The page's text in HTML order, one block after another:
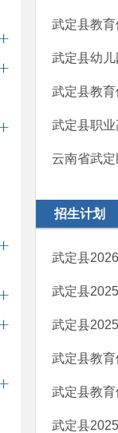
武定县教
武定县幼
武定县教
武定县职
云南省武
招生计划
武定县
武定县
武定县
武定县教
武定县教
武定县